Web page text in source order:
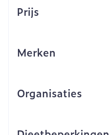
Prijs
Merken
Organisaties